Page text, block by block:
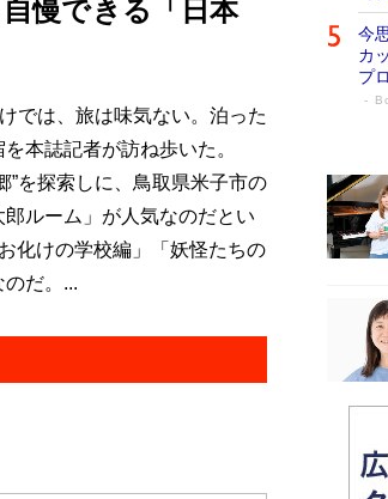
慢できる「日本
では、旅は味気ない。泊った
本誌記者が訪ね歩いた。
を探索しに、鳥取県米子市の
ルーム」が人気なのだとい
化けの学校編」「妖怪たちの
だ。...
今
カ
プ
物
ン
美
る
メ
「
続
い
戦
「
俳
ツ